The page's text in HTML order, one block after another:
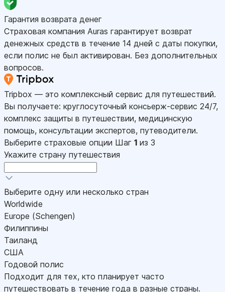
Гарантия возврата денег
Страховая компания Auras гарантирует возврат
денежных средств в течение 14 дней с даты покупки,
если полис не был активирован. Без дополнительных
вопросов.
Tripbox — это комплексный сервис для путешествий.
Вы получаете: круглосуточный консьерж-сервис 24/7,
комплекс защиты в путешествии, медицинскую
помощь, консультации экспертов, путеводители.
Выберите страховые опции Шаг 1 из 3
Укажите страну путешествия
Выберите одну или несколько стран
Worldwide
Europe (Schengen)
Филиппины
Таиланд
США
Годовой полис
Подходит для тех, кто планирует часто
путешествовать в течение года в разные страны.